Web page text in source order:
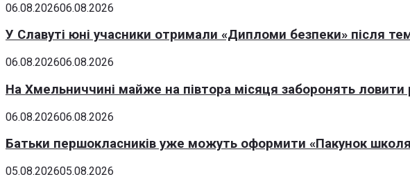
06.08.202606.08.2026
У Славуті юні учасники отримали «Дипломи безпеки» після
06.08.202606.08.2026
На Хмельниччині майже на півтора місяця заборонять
06.08.202606.08.2026
Батьки першокласників уже можуть оформити «Пакунок
05.08.202605.08.2026